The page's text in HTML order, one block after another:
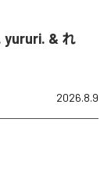
yururi. & れ
2026.8.9